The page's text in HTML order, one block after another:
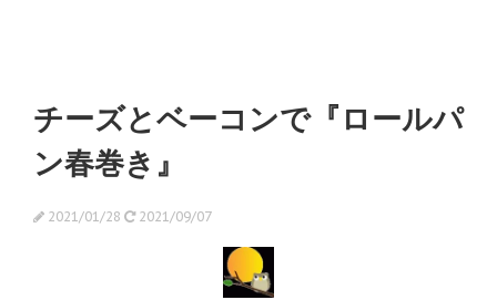
チーズとベーコンで『ロールパ
ン春巻き』
2021/01/28 2021/09/07